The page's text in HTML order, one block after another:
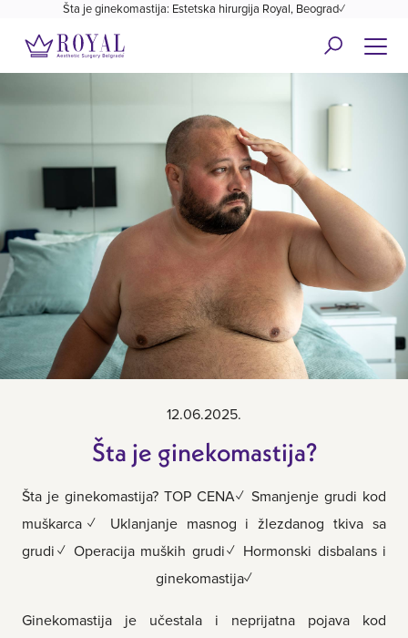
Šta je ginekomastija: Estetska hirurgija Royal, Beograd✓
12.06.2025.
Šta je ginekomastija?
Šta je ginekomastija? TOP CENA✓ Smanjenje grudi kod
muškarca✓ Uklanjanje masnog i žlezdanog tkiva sa
grudi✓ Operacija muških grudi✓ Hormonski disbalans i
ginekomastija✓
Ginekomastija je učestala i neprijatna pojava kod